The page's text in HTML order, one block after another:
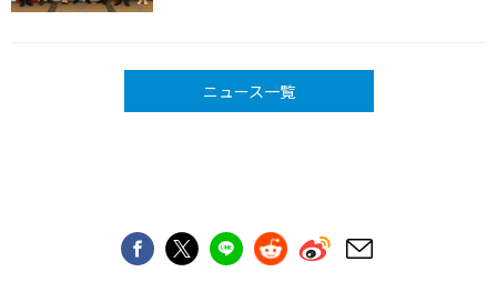
ニュース一覧